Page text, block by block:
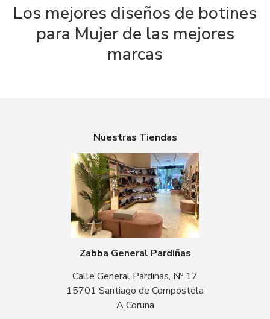
Los mejores diseños de botines
para Mujer de las mejores
marcas
Nuestras Tiendas
Zabba General Pardiñas
Calle General Pardiñas, Nº 17
15701 Santiago de Compostela
A Coruña